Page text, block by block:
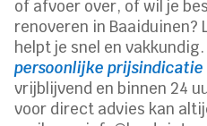
of afvoer over, of wil je
renoveren in
helpt je snel en
persoonlijke prijsindicatie
vrijblijvend en binnen 24
voor direct advies kan